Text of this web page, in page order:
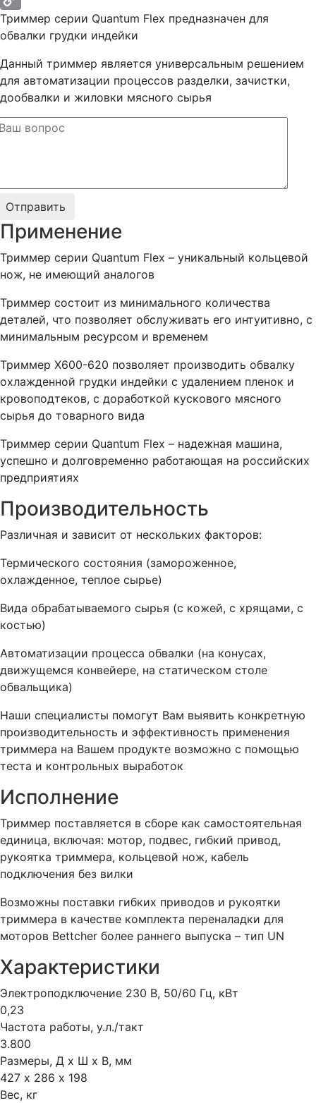
Copy
Link
Триммер серии Quantum Flex предназначен для
обвалки грудки индейки
Данный триммер является универсальным решением
для автоматизации процессов разделки, зачистки,
дообвалки и жиловки мясного сырья
Применение
Триммер серии Quantum Flex – уникальный кольцевой
нож, не имеющий аналогов
Триммер состоит из минимального количества
деталей, что позволяет обслуживать его интуитивно, с
минимальным ресурсом и временем
Триммер Х600-620 позволяет производить обвалку
охлажденной грудки индейки с удалением пленок и
кровоподтеков, с доработкой кускового мясного
сырья до товарного вида
Триммер серии Quantum Flex – надежная машина,
успешно и долговременно работающая на российских
предприятиях
Производительность
Различная и зависит от нескольких факторов:
Термического состояния (замороженное,
охлажденное, теплое сырье)
Вида обрабатываемого сырья (с кожей, с хрящами, с
костью)
Автоматизации процесса обвалки (на конусах,
движущемся конвейере, на статическом столе
обвальщика)
Наши специалисты помогут Вам выявить конкретную
производительность и эффективность применения
триммера на Вашем продукте возможно с помощью
теста и контрольных выработок
Исполнение
Триммер поставляется в сборе как самостоятельная
единица, включая: мотор, подвес, гибкий привод,
рукоятка триммера, кольцевой нож, кабель
подключения без вилки
Возможны поставки гибких приводов и рукоятки
триммера в качестве комплекта переналадки для
моторов Bettcher более раннего выпуска – тип UN
Характеристики
Электроподключение 230 В, 50/60 Гц, кВт
0,23
Частота работы, у.л./такт
3.800
Размеры, Д х Ш х В, мм
427 х 286 х 198
Вес, кг